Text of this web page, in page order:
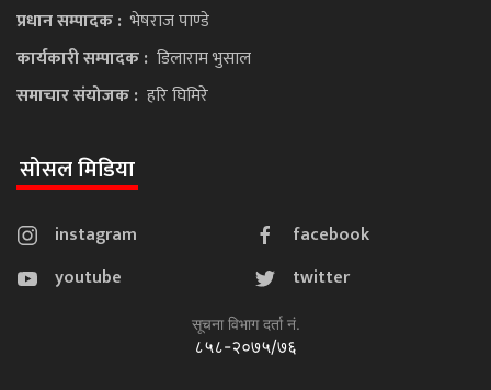
प्रधान सम्पादक : भेषराज पाण्डे
कार्यकारी सम्पादक : डिलाराम भुसाल
समाचार संयोजक : हरि घिमिरे
सोसल मिडिया
instagram
facebook
youtube
twitter
सूचना विभाग दर्ता नं.
८५८-२०७५/७६